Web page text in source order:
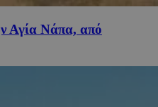
Αγία Νάπα, από